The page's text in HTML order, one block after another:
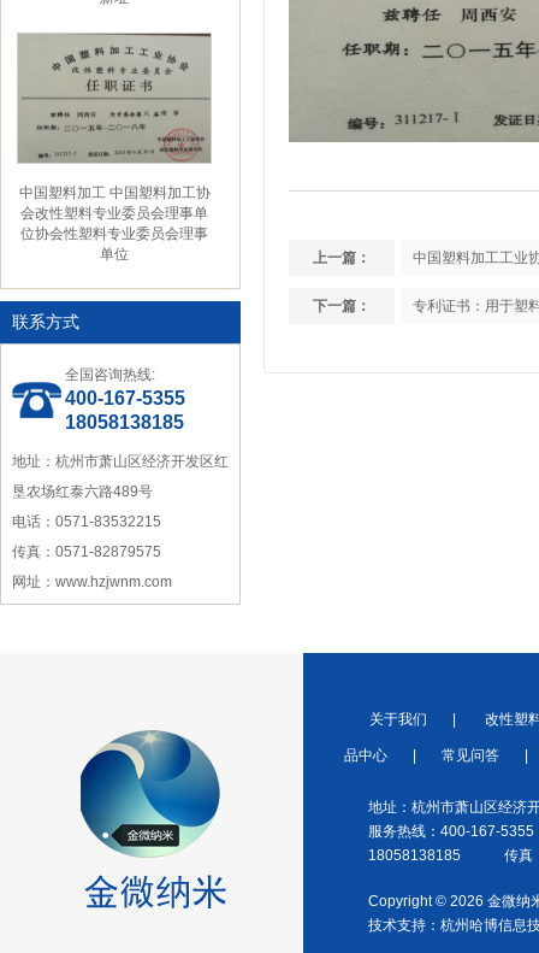
中国塑料加工 中国塑料加工协
会改性塑料专业委员会理事单
位协会性塑料专业委员会理事
单位
浙江省塑料协会会员
联系方式
全国咨询热线:
400-167-5355
18058138185
地址：杭州市萧山区经济开发区红
垦农场红泰六路489号
电话：0571-83532215
传真：0571-82879575
网址：www.hzjwnm.com
上一篇： 中国塑料加工工业
下一篇： 专利证书：用于塑
关于我们 改性塑
品中心 常见问答
地址：杭州市萧山区经济
服务热线：400-167-5355
18058138185 传真：
Copyright © 2026 金微纳
技术支持： 杭州哈博信息